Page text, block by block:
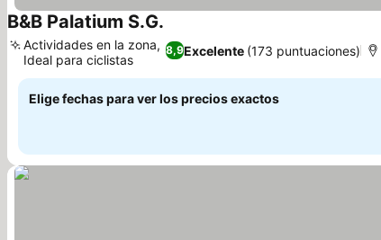
B&B Palatium S.G.
8,9Excelente (173 puntuaciones)
Actividades en la zona,
Ideal para ciclistas
Elige fechas para ver los precios exactos